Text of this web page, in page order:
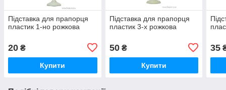
Підставка для прапорця
пластик 1-но рожкова
20 ₴
Купити
Підставка для прапорця
пластик 3-х рожкова
50₴
Купити
35